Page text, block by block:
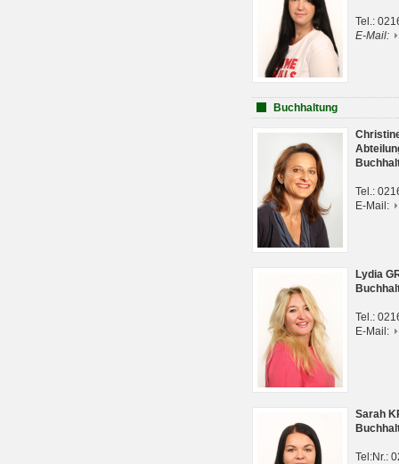
Tel.:
E-Mail:
Buchhaltung
Tel.:
E-Mail:
Lydia
Tel.:
E-Mail:
Sarah
Tel:Nr.: